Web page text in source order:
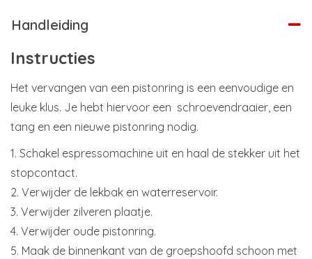
Handleiding
Instructies
Het vervangen van een pistonring is een eenvoudige en
leuke klus. Je hebt hiervoor een schroevendraaier, een
tang en een nieuwe pistonring nodig.
1. Schakel espressomachine uit en haal de stekker uit het
stopcontact.
2. Verwijder de lekbak en waterreservoir.
3. Verwijder zilveren plaatje.
4. Verwijder oude pistonring.
5. Maak de binnenkant van de groepshoofd schoon met